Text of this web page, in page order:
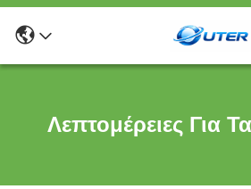
Λεπτομέρειες Για